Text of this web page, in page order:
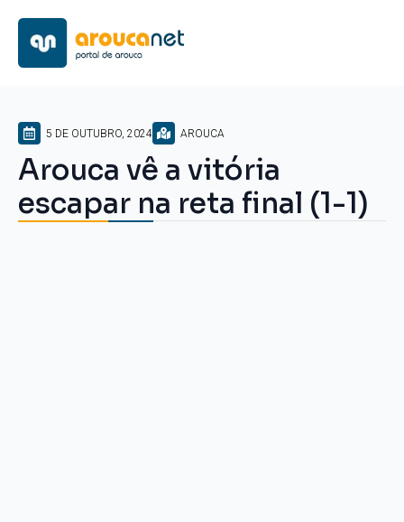
5 DE OUTUBRO, 2024 AROUCA
Arouca vê a vitória
escapar na reta final (1-1)